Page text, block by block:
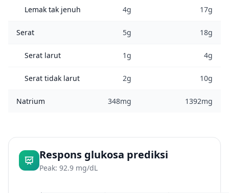
Lemak tak jenuh 4g 17g
Serat 5g 18g
Serat larut 1g 4g
Serat tidak larut 2g 10g
Natrium 348mg 1392mg
Respons glukosa prediksi
Peak: 92.9 mg/dL